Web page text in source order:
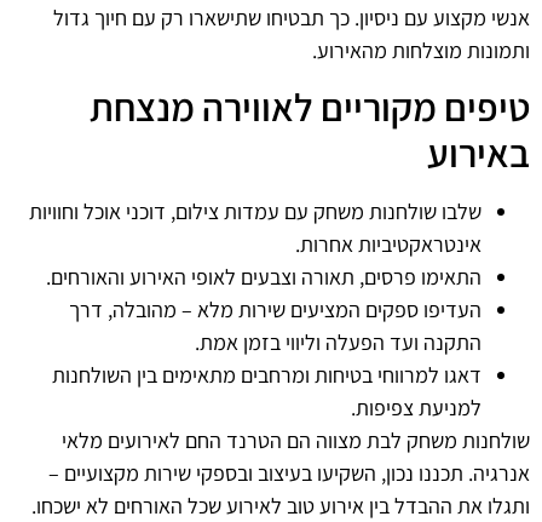
אנשי מקצוע עם ניסיון. כך תבטיחו שתישארו רק עם חיוך גדול
ותמונות מוצלחות מהאירוע.
טיפים מקוריים לאווירה מנצחת
באירוע
שלבו שולחנות משחק עם עמדות צילום, דוכני אוכל וחוויות
אינטראקטיביות אחרות.
התאימו פרסים, תאורה וצבעים לאופי האירוע והאורחים.
העדיפו ספקים המציעים שירות מלא – מהובלה, דרך
התקנה ועד הפעלה וליווי בזמן אמת.
דאגו למרווחי בטיחות ומרחבים מתאימים בין השולחנות
למניעת צפיפות.
שולחנות משחק לבת מצווה הם הטרנד החם לאירועים מלאי
אנרגיה. תכננו נכון, השקיעו בעיצוב ובספקי שירות מקצועיים –
ותגלו את ההבדל בין אירוע טוב לאירוע שכל האורחים לא ישכחו.